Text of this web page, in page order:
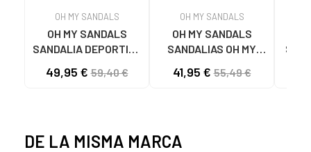
OH MY SANDALS
OH MY SANDALS
SANDALIA DEPORTIVA
ESLABONES MARRON
49,95 €59,40 €
OH MY SANDALS
OH MY SANDALS
SANDALIAS OH MY
PLATAFORMA
41,95 €55,49 €
DE LA MISMA MARCA